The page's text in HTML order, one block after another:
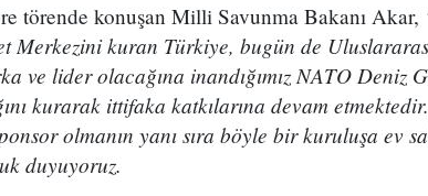
törende konuşan Milli Savunma Bakanı Akar,
Merkezini kuran Türkiye, bugün de
ve lider olacağına inandığımız NATO Deniz
kurarak ittifaka katkılarına devam
olmanın yanı sıra böyle bir kuruluşa ev
duyuyoruz.